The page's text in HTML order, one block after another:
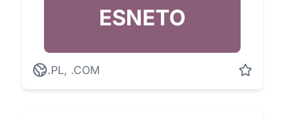
ESNETO
.PL, .COM